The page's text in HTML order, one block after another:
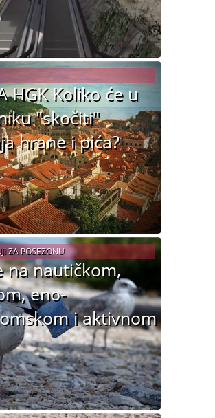
HGK Koliko će u
"skočiti"
hrane i pića?
na nautičkom,
eno-
i aktivnom
ZA POSEZONU